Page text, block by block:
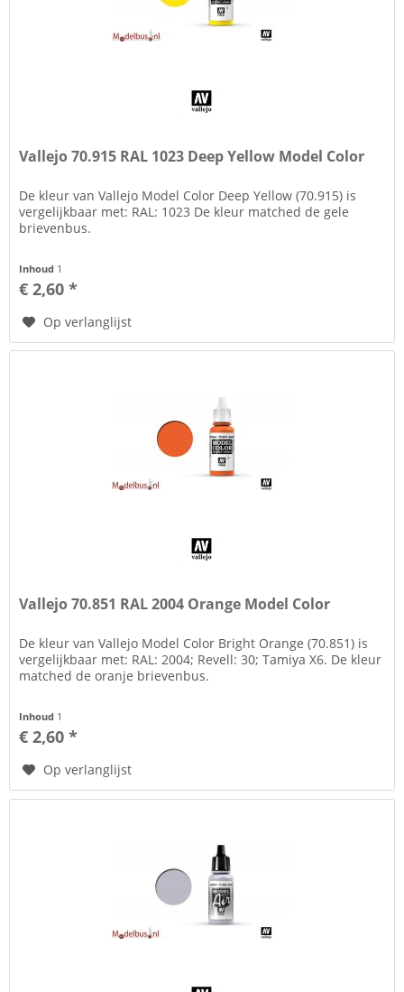
Vallejo 70.915 RAL 1023 Deep Yellow Model Color
De kleur van Vallejo Model Color Deep Yellow (70.915) is
vergelijkbaar met: RAL: 1023 De kleur matched de gele
brievenbus.
Inhoud 1
€ 2,60 *
Op verlanglijst
Vallejo 70.851 RAL 2004 Orange Model Color
De kleur van Vallejo Model Color Bright Orange (70.851) is
vergelijkbaar met: RAL: 2004; Revell: 30; Tamiya X6. De kleur
matched de oranje brievenbus.
Inhoud 1
€ 2,60 *
Op verlanglijst